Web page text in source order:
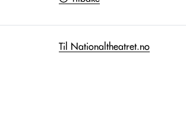
Til Nationaltheatret.no